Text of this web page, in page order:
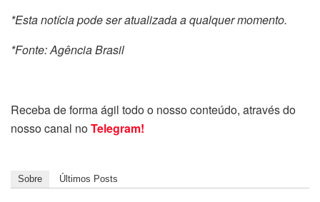
*Esta notícia pode ser atualizada a qualquer momento.
*Fonte: Agência Brasil
Receba de forma ágil todo o nosso conteúdo, através do
nosso canal noTelegram!
Sobre Últimos Posts